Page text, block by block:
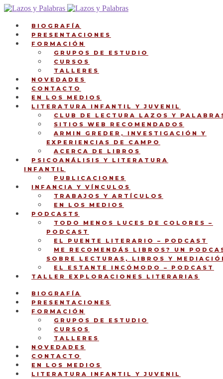
Ir
navegación
Ir
contenidoBIOGRAFÍA
PRESENTACIONES
FORMACIÓN
GRUPOS DE ESTUDIO
CURSOS
TALLERES
NOVEDADES
CONTACTO
EN LOS MEDIOS
LITERATURA INFANTIL Y JUVENIL
CLUB DE LECTURA LAZOS Y
SITIOS WEB RECOMENDADOS
ARMIN GREDER, INVESTIGACIÓN Y
EXPERIENCIAS DE CAMPO
ACERCA DE LIBROS
PSICOANÁLISIS Y LITERATURA
INFANTIL
PUBLICACIONES
INFANCIA Y VÍNCULOS
TRABAJOS Y ARTÍCULOS
EN LOS MEDIOS
PODCASTS
TODO MENOS LUCES DE COLORES –
PODCAST
EL PUENTE LITERARIO – PODCAST
ME RECOMENDÁS LIBROS? UN
SOBRE LECTURAS, LIBROS Y
EL ESTANTE INCÓMODO – PODCAST
TALLER EXPLORACIONES LITERARIAS
BIOGRAFÍA
PRESENTACIONES
FORMACIÓN
GRUPOS DE ESTUDIO
CURSOS
TALLERES
NOVEDADES
CONTACTO
EN LOS MEDIOS
LITERATURA INFANTIL Y JUVENIL